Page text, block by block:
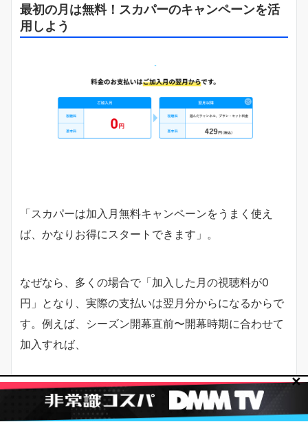
最初の月は無料！スカパーのキャンペーンを活
用しよう
「スカパーは加入月無料キャンペーンをうまく使え
ば、かなりお得にスタートできます」。
なぜなら、多くの場合で「加入した月の視聴料が0
円」となり、実際の支払いは翌月分からになるからで
す。例えば、シーズン開幕直前〜開幕時期に合わせて
加入すれば、
・加入月は無料でお試し
✕